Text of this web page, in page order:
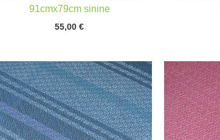
91cmx79cm sinine
55,00€